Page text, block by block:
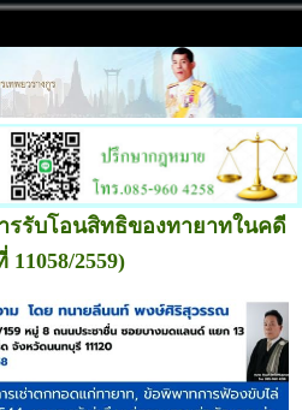
รรับโอนสิทธิของทายาทในคดี
2559)